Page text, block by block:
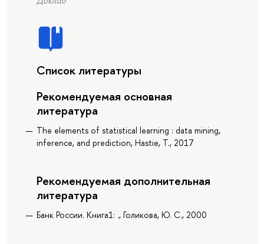
Список литературы
Рекомендуемая основная
литература
The elements of statistical learning : data mining,
inference, and prediction, Hastie, T., 2017
Рекомендуемая дополнительная
литература
Банк России. Книга1: ., Голикова, Ю. С., 2000